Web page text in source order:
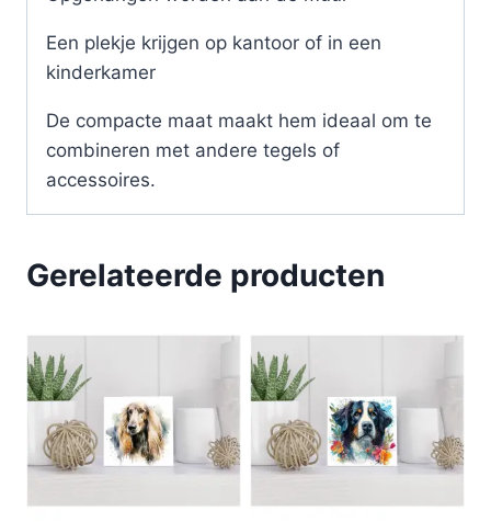
Een plekje krijgen op kantoor of in een
kinderkamer
De compacte maat maakt hem ideaal om te
combineren met andere tegels of
accessoires.
Gerelateerde producten